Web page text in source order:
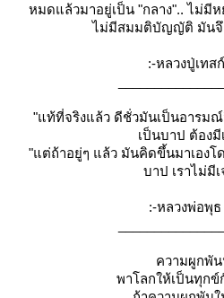
หมดแล้วมาอยู่เป็น "กลาง".. ไม่มี
ไม่มีสมมติบัญญัติ มันจึ
:-หลวงปู่เทส
"แท้ที่จริงแล้ว ดีชั่วมันเป็นอารม
เป็นบาป ต้องมี
"แต่ถ้าอยู่ๆ แล้ว มันคิดขึ้นมาเองโ
บาป เราไม่มี
:-หลวงพ่อพุ
ความผูกพั
พาโลกให้เป็นทุก